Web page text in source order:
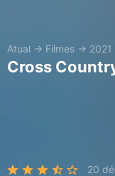
Atual → Filmes → 2021
Cross
20